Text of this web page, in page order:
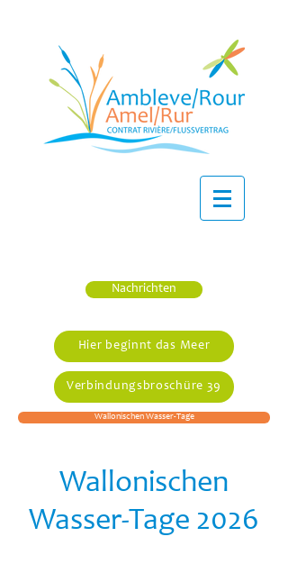
Nachrichten
Hier beginnt das Meer
Verbindungsbroschüre 39
Wallonischen Wasser-Tage
Wallonischen
Wasser-Tage 2026